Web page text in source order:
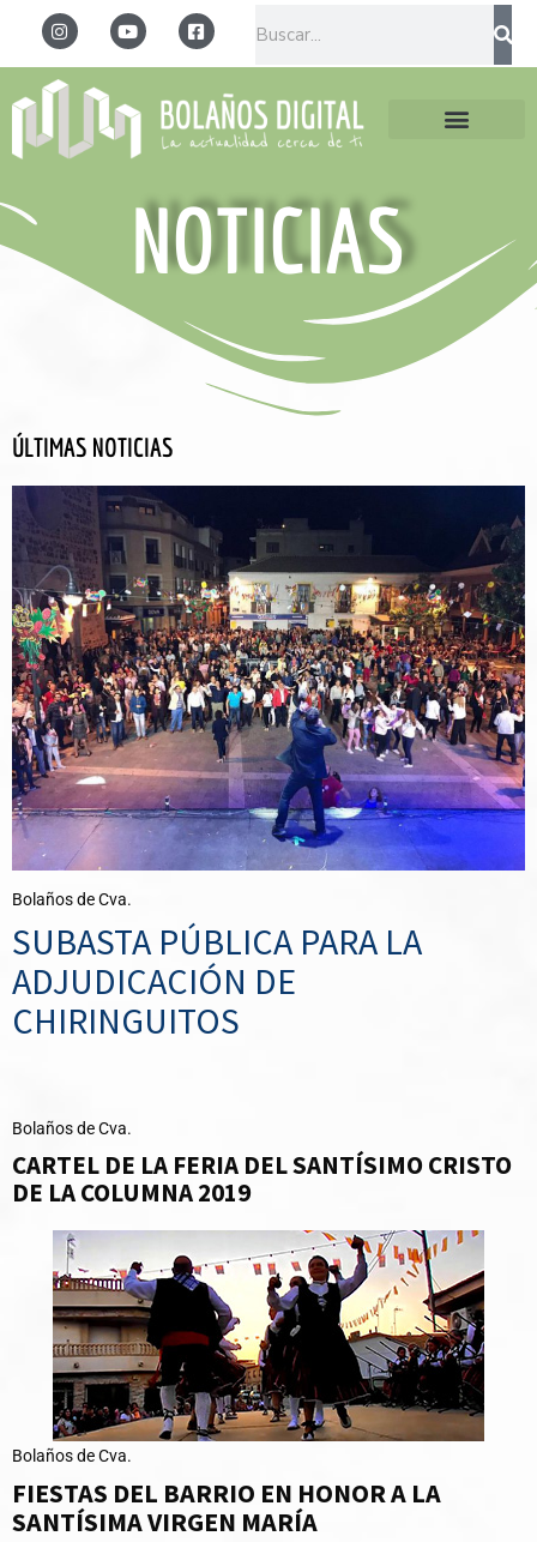
NOTICIAS
ÚLTIMAS NOTICIAS
Bolaños de Cva.
SUBASTA PÚBLICA PARA LA
ADJUDICACIÓN DE
CHIRINGUITOS
Bolaños de Cva.
CARTEL DE LA FERIA DEL SANTÍSIMO CRISTO
DE LA COLUMNA 2019
Bolaños de Cva.
FIESTAS DEL BARRIO EN HONOR A LA
SANTÍSIMA VIRGEN MARÍA